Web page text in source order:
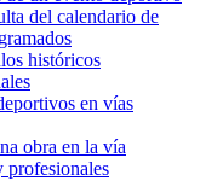
del calendario de
históricos
en vías
obra en la vía
profesionales